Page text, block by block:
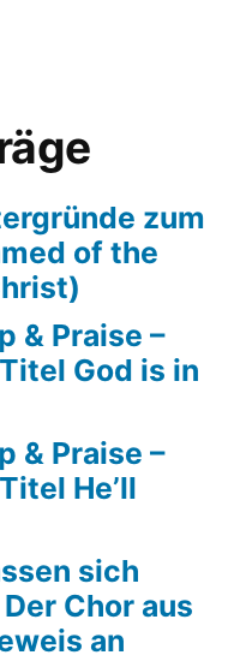
zum
of the
& Praise –
God is in
& Praise –
He’ll
sich
Chor aus
an